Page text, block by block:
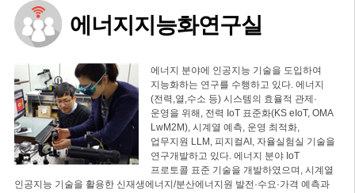
에너지지능화연구실
에너지 분야에 인공지능 기술을 도입하여
지능화하는 연구를 수행하고 있다. 에너지
(전력,열,수소 등) 시스템의 효율적 관제·
운영을 위해, 전력 IoT 표준화(KS eIoT, OMA
LwM2M), 시계열 예측, 운영 최적화,
업무지원 LLM, 피지컬AI, 자율실험실 기술을
연구개발하고 있다. 에너지 분야 IoT
프로토콜 표준 기술을 개발하였으며, 시계열
인공지능 기술을 활용한 신재생에너지/분산에너지원 발전·수요·가격 예측과